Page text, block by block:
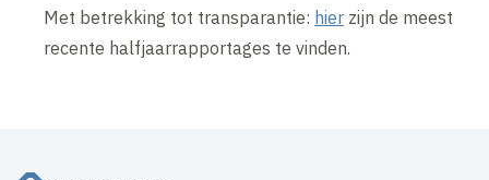
Met betrekking tot transparantie: hier zijn de meest
recente halfjaarrapportages te vinden.